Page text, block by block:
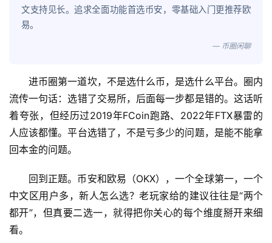
文支持见长。追求全面功能首选币安，零基础入门更推荐欧
易。
— 币圈闲聊
进币圈第一道坎，不是选什么币，是选什么平台。圈内
流传一句话：选错了交易所，后面每一步都是错的。这话听
着夸张，但经历过2019年FCoin跑路、2022年FTX暴雷的
人应该都懂。平台选错了，不是亏多少的问题，是能不能拿
回本金的问题。
回到正题。币安和欧易（OKX），一个全球第一，一个
中文区用户多，新人怎么选？老玩家给的建议往往是“两个
都开”，但真要二选一，就得把你关心的每个维度掰开来细
看。